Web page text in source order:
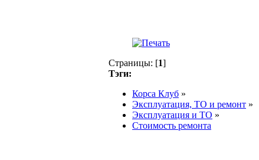
Страницы: [1]
Тэги:
Корса Клуб »
Эксплуатация, ТО и ремонт »
Эксплуатация и ТО »
Стоимость ремонта